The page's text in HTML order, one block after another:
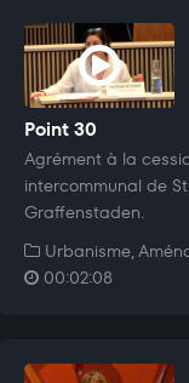
Point 30
Agrément à la
intercommunal de
Graffenstaden.
Urbanisme,
00:02:08